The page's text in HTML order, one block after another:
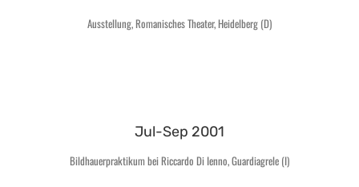
Ausstellung, Romanisches Theater, Heidelberg (D)
Jul-Sep 2001
Bildhauerpraktikum bei Riccardo Di Ienno, Guardiagrele (I)